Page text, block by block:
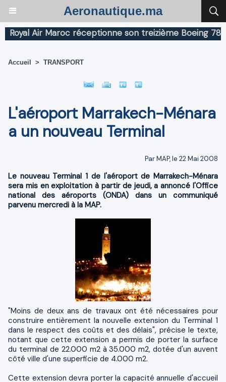
Aeronautique.ma
Air Maroc réceptionne son treizième Boeing 787
Accueil > TRANSPORT
L'aéroport Marrakech-Ménara
a un nouveau Terminal
Par MAP, le 22 Mai 2008
Le nouveau Terminal 1 de l'aéroport de Marrakech-Ménara
sera mis en exploitation à partir de jeudi, a annoncé l'Office
national des aéroports (ONDA) dans un communiqué
parvenu mercredi à la MAP.
"Moins de deux ans de travaux ont été nécessaires pour
construire entièrement la nouvelle extension du Terminal 1
dans le respect des coûts et des délais", précise le texte,
notant que cette extension a permis de porter la surface
du terminal de 22.000 m2 à 35.000 m2, dotée d'un auvent
côté ville d'une superficie de 4.000 m2.
Cette extension devra porter la capacité annuelle d'accueil